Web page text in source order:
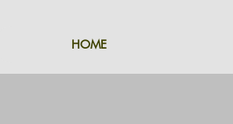
HOME